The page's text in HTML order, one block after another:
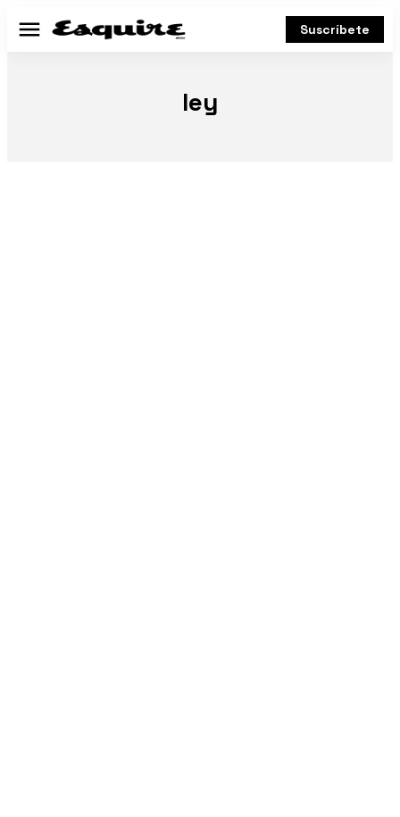
Menú Suscríbete
ley